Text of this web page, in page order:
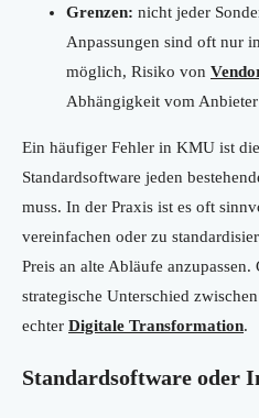
Grenzen: nicht jeder
Anpassungen sind oft nur
möglich, Risiko von
Abhängigkeit vom Anbieter
Ein häufiger Fehler in KMU ist
Standardsoftware jeden
muss. In der Praxis ist es oft
vereinfachen oder zu
Preis an alte Abläufe
strategische Unterschied
echter Digitale Transformation.
Standardsoftware oder